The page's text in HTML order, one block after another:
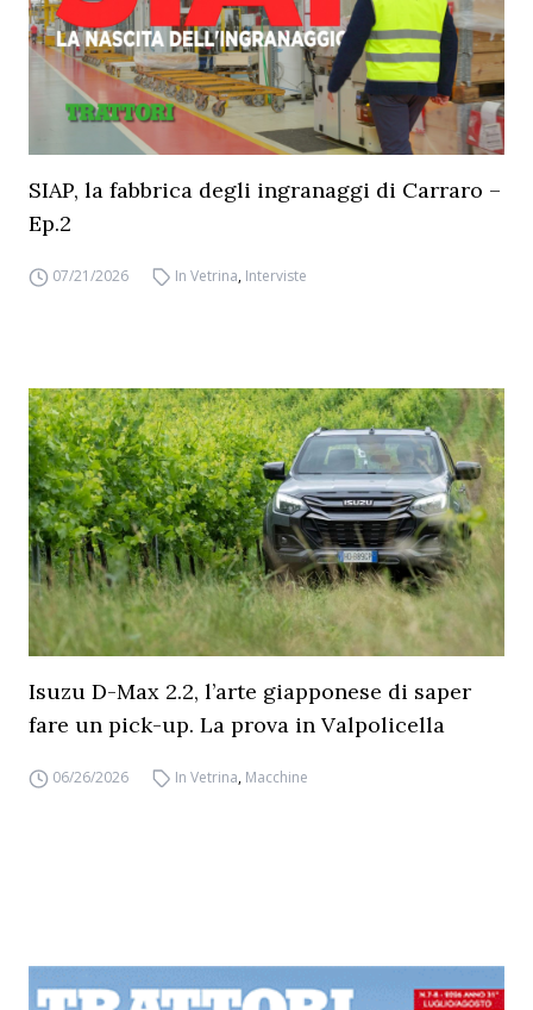
SIAP, la fabbrica degli ingranaggi di Carraro –
Ep.2
07/21/2026 In Vetrina, Interviste
Isuzu D-Max 2.2, l’arte giapponese di saper
fare un pick-up. La prova in Valpolicella
06/26/2026 In Vetrina, Macchine